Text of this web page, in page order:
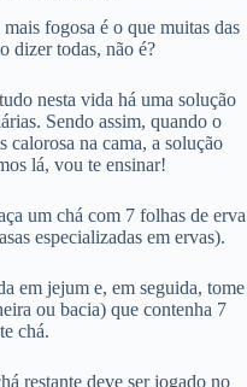
fogosa é o que muitas das
dizer todas, não é?
nesta vida há uma solução
Sendo assim, quando o
calorosa na cama, a solução
lá, vou te ensinar!
um chá com 7 folhas de erva
especializadas em ervas).
em jejum e, em seguida, tome
ou bacia) que contenha 7
chá.
restante deve ser jogado no